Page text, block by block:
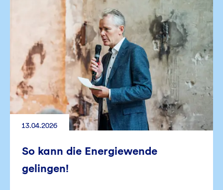
13.04.2026
So kann die Energiewende
gelingen!